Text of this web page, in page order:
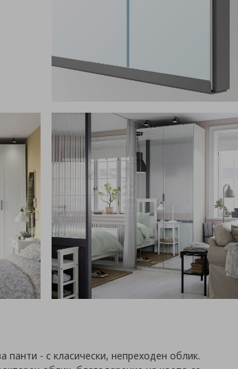
панти - с класически, непреходен облик.